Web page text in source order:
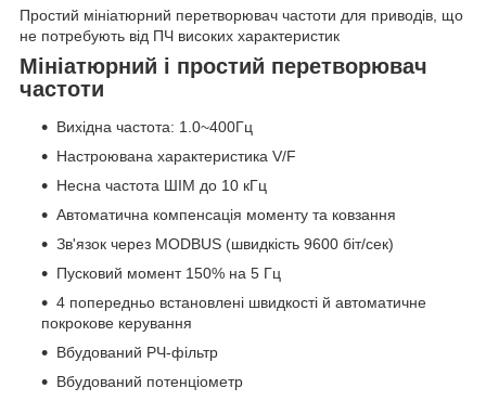
Простий мініатюрний перетворювач частоти для приводів, що
не потребують від ПЧ високих характеристик
Мініатюрний і простий перетворювач
частоти
Вихідна частота: 1.0~400Гц
Настроювана характеристика V/F
Несна частота ШІМ до 10 кГц
Автоматична компенсація моменту та ковзання
Зв'язок через MODBUS (швидкість 9600 біт/сек)
Пусковий момент 150% на 5 Гц
4 попередньо встановлені швидкості й автоматичне
покрокове керування
Вбудований РЧ-фільтр
Вбудований потенціометр